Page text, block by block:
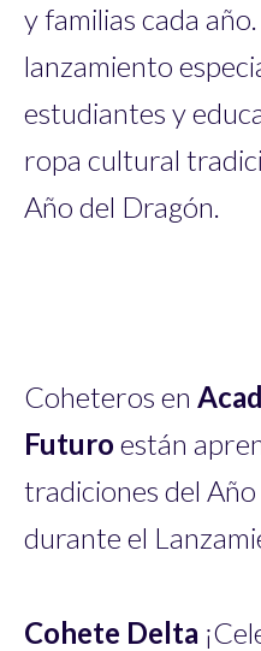
y familias cada
lanzamiento
estudiantes y
ropa cultural
Año del Dragón.
Coheteros en
Futuro están
tradiciones del
durante el
Cohete Delta